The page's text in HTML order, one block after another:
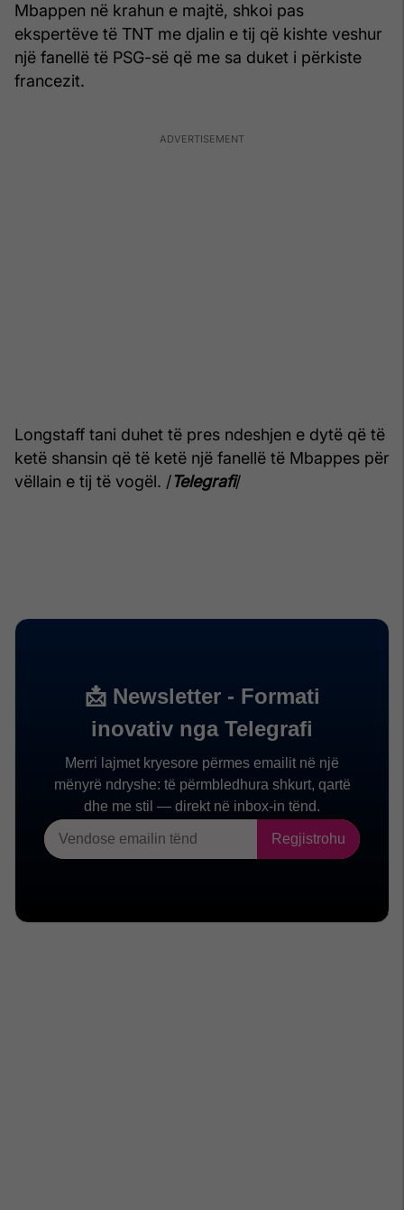
Mbappen në krahun e majtë, shkoi pas
ekspertëve të TNT me djalin e tij që kishte veshur
një fanellë të PSG-së që me sa duket i përkiste
francezit.
Longstaff tani duhet të pres ndeshjen e dytë që të
ketë shansin që të ketë një fanellë të Mbappes për
vëllain e tij të vogël. /Telegrafi/